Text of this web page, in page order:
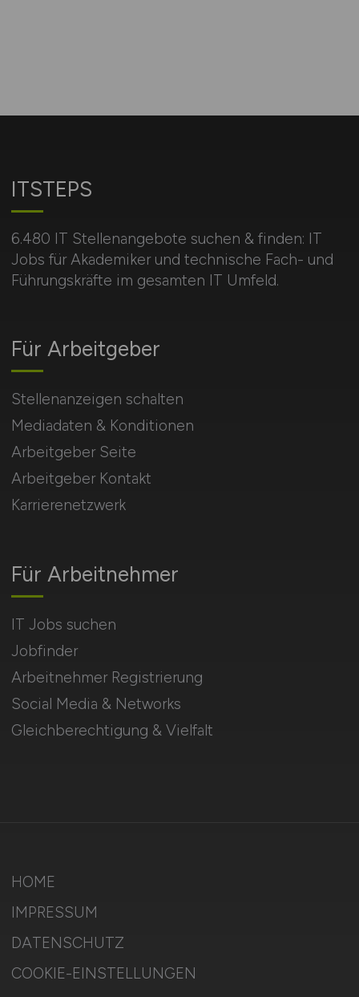
ITSTEPS
6.480 IT Stellenangebote suchen & finden: IT
Jobs für Akademiker und technische Fach- und
Führungskräfte im gesamten IT Umfeld.
Für Arbeitnehmer
IT Jobs suchen
Jobfinder
Arbeitnehmer Registrierung
Social Media & Networks
Gleichberechtigung & Vielfalt
Für Arbeitgeber
Stellenanzeigen schalten
Mediadaten & Konditionen
Arbeitgeber Seite
Arbeitgeber Kontakt
Karrierenetzwerk
HOME
IMPRESSUM
DATENSCHUTZ
COOKIE-EINSTELLUNGEN